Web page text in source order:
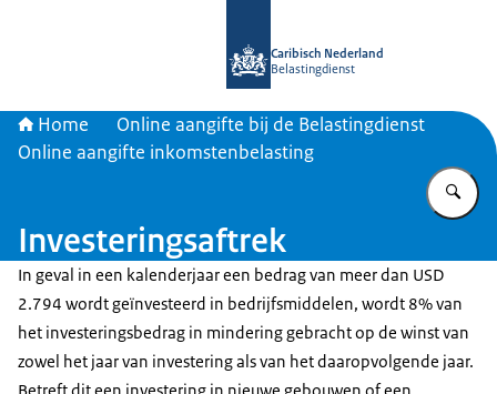
Caribisch Nederland
Belastingdienst
Home
Online aangifte bij de Belastingdienst
Online aangifte inkomstenbelasting
Investeringsaftrek
In geval in een kalenderjaar een bedrag van meer dan USD
2.794 wordt geïnvesteerd in bedrijfsmiddelen, wordt 8% van
het investeringsbedrag in mindering gebracht op de winst van
zowel het jaar van investering als van het daaropvolgende jaar.